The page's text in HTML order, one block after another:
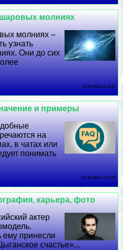
молниях
молниях –
узнать
Они до сих
02 08 2026 23:33:31
и примеры
на
в чатах или
понимать
01 08 2026 19:37:25
карьера, фото
актер
ему принесли
счастье»...